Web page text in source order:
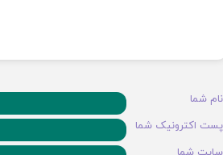
نام شما
پست اکترونیک شما